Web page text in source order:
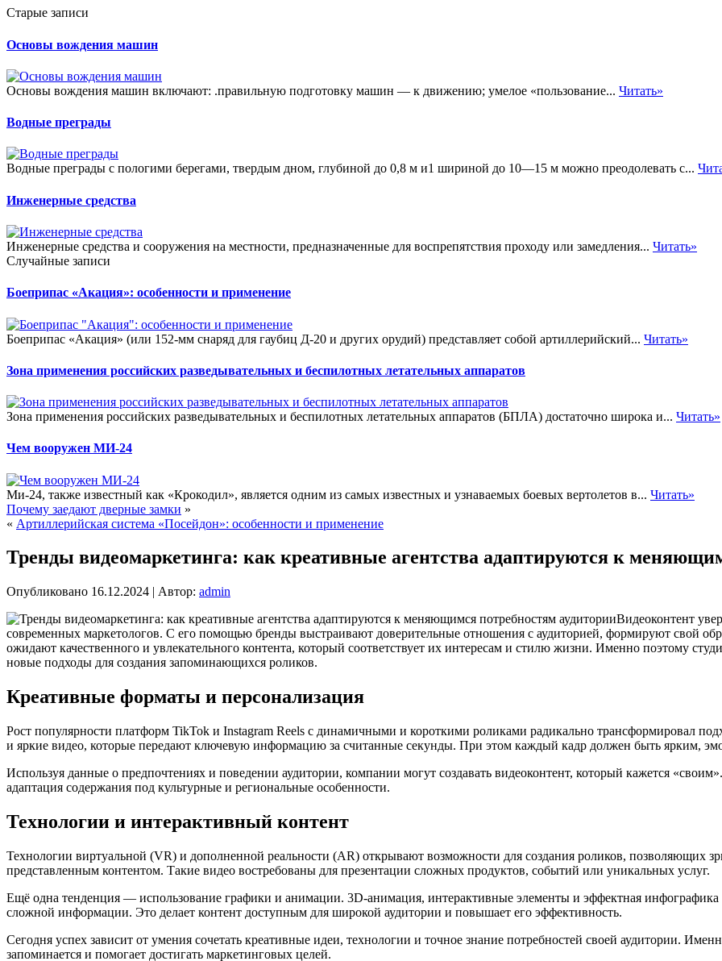
Старые записи
Основы вождения машин
Основы вождения машин включают: .правильную подготовку машин — к движению; умелое «пользование... Читать»
Водные преграды
Водные преграды с пологими берегами, твердым дном, глубиной до 0,8 м и1 шириной до 10—15 м можно преодолевать с...
Инженерные средства
Инженерные средства и сооружения на местности, предназначенные для воспрепятствия проходу или замедления... Читать»
Случайные записи
Боеприпас «Акация»: особенности и применение
Боеприпас «Акация» (или 152-мм снаряд для гаубиц Д-20 и других орудий) представляет собой артиллерийский... Читать»
Зона применения российских разведывательных и беспилотных летательных аппаратов
Зона применения российских разведывательных и беспилотных летательных аппаратов (БПЛА) достаточно широка и... Читать»
Чем вооружен МИ-24
Ми-24, также известный как «Крокодил», является одним из самых известных и узнаваемых боевых вертолетов в... Читать»
Почему заедают дверные замки »
« Артиллерийская система «Посейдон»: особенности и применение
Тренды видеомаркетинга: как креативные агентства адаптируются к
Опубликовано 16.12.2024 | Автор: admin
Видеоконтент
современных маркетологов. С его помощью бренды выстраивают доверительные отношения с аудиторией, формируют свой
ожидают качественного и увлекательного контента, который соответствует их интересам и стилю жизни. Именно поэтому
новые подходы для создания запоминающихся роликов.
Креативные форматы и персонализация
Рост популярности платформ TikTok и Instagram Reels с динамичными и короткими роликами радикально трансформировал
и яркие видео, которые передают ключевую информацию за считанные секунды. При этом каждый кадр должен быть ярким,
Используя данные о предпочтениях и поведении аудитории, компании могут создавать видеоконтент, который кажется
адаптация содержания под культурные и региональные особенности.
Технологии и интерактивный контент
Технологии виртуальной (VR) и дополненной реальности (AR) открывают возможности для создания роликов, позволяющих
представленным контентом. Такие видео востребованы для презентации сложных продуктов, событий или уникальных услуг.
Ещё одна тенденция — использование графики и анимации. 3D-анимация, интерактивные элементы и эффектная
сложной информации. Это делает контент доступным для широкой аудитории и повышает его эффективность.
Сегодня успех зависит от умения сочетать креативные идеи, технологии и точное знание потребностей своей аудитории.
запоминается и помогает достигать маркетинговых целей.